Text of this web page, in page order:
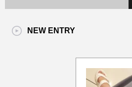
NEW ENTRY